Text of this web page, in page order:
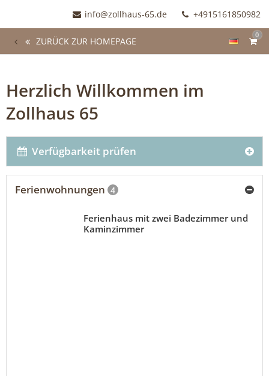
info@zollhaus-65.de +4915161850982
0
ZURÜCK ZUR HOMEPAGE
Herzlich Willkommen im
Zollhaus 65
Verfügbarkeit prüfen
Ferienwohnungen 4
Ferienhaus mit zwei Badezimmer und
Kaminzimmer